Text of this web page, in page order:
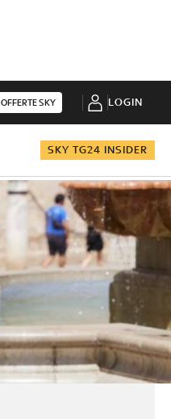
OFFERTE SKY LOGIN
SKY TG24 INSIDER